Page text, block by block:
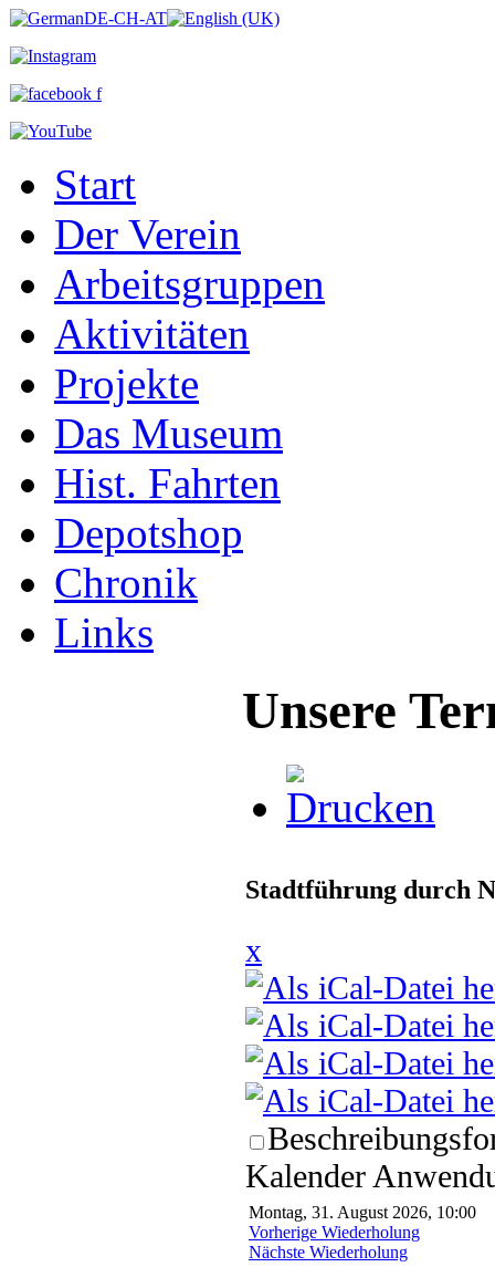
Start
Der Verein
Arbeitsgruppen
Aktivitäten
Projekte
Das Museum
Hist. Fahrten
Depotshop
Chronik
Links
Unsere
Stadtführung durch
x
Kalender
Montag, 31. August 2026, 10:00
Vorherige Wiederholung
Nächste Wiederholung